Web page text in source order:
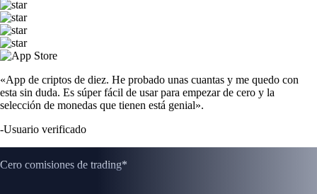
«App de criptos de diez. He probado unas cuantas y me quedo con
esta sin duda. Es súper fácil de usar para empezar de cero y la
selección de monedas que tienen está genial».
-Usuario verificado
Cero comisiones de trading*